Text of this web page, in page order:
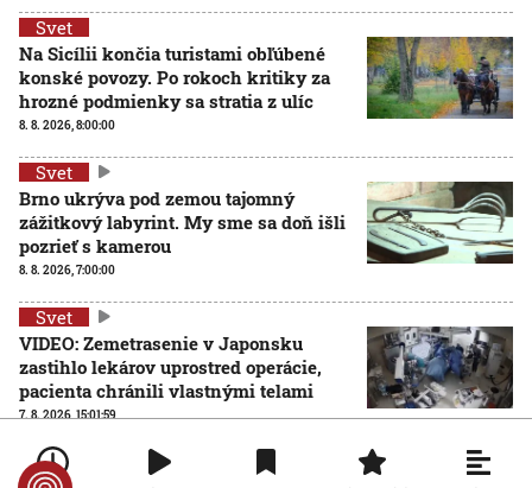
Svet
Na Sicílii končia turistami obľúbené
konské povozy. Po rokoch kritiky za
hrozné podmienky sa stratia z ulíc
8. 8. 2026, 8:00:00
Svet
Brno ukrýva pod zemou tajomný
zážitkový labyrint. My sme sa doň išli
pozrieť s kamerou
8. 8. 2026, 7:00:00
Svet
VIDEO: Zemetrasenie v Japonsku
zastihlo lekárov uprostred operácie,
pacienta chránili vlastnými telami
7. 8. 2026, 15:01:59
Svet